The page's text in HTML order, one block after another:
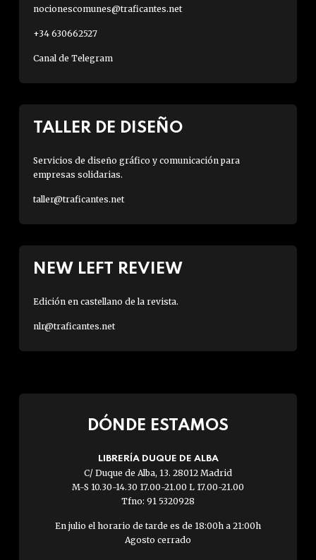
nocionescomunes@traficantes.net
+34 630662527
Canal de Telegram
TALLER DE DISEÑO
Servicios de diseño gráfico y comunicación para
empresas solidarias.
taller@traficantes.net
NEW LEFT REVIEW
Edición en castellano de la revista.
nlr@traficantes.net
DÓNDE ESTAMOS
LIBRERÍA DUQUE DE ALBA
C/ Duque de Alba, 13. 28012 Madrid
M-S 10.30-14.30 17.00-21.00 L 17.00-21.00
Tfno: 91 5320928
En julio el horario de tarde es de 18:00h a 21:00h
Agosto cerrado